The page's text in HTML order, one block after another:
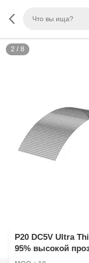
3 / 8
P20 DC5V Ultra
95% высокой
яркостью для